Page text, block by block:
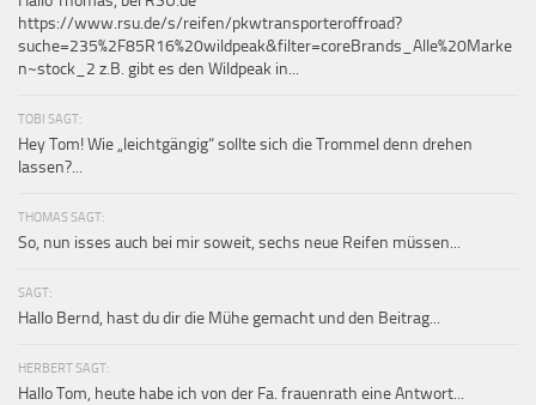
https://www.rsu.de/s/reifen/pkwtransporteroffroad?
suche=235%2F85R16%20wildpeak&filter=coreBrands_Alle%20Marke
n~stock_2 z.B. gibt es den Wildpeak in...
TOBI SAGT:
Hey Tom! Wie „leichtgängig“ sollte sich die Trommel denn drehen
lassen?...
THOMAS SAGT:
So, nun isses auch bei mir soweit, sechs neue Reifen müssen...
SAGT:
Hallo Bernd, hast du dir die Mühe gemacht und den Beitrag...
HERBERT SAGT:
Hallo Tom, heute habe ich von der Fa. frauenrath eine Antwort...